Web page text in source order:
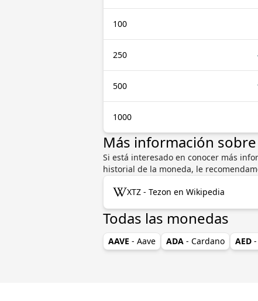
100
250
500
1000
Más información sobre
Si está interesado en conocer más
historial de la moneda, le
XTZ - Tezon en Wikipedia
Todas las monedas
AAVE - Aave ADA - Cardano AED